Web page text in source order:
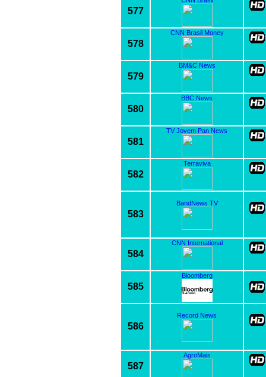
577
578
CNN Brasil Money
579
BM&C News
580
BBC News
581
TV Jovem Pan News
582
Terraviva
583
BandNews TV
584
CNN International
585
Bloomberg
586
Record News
587
AgroMais